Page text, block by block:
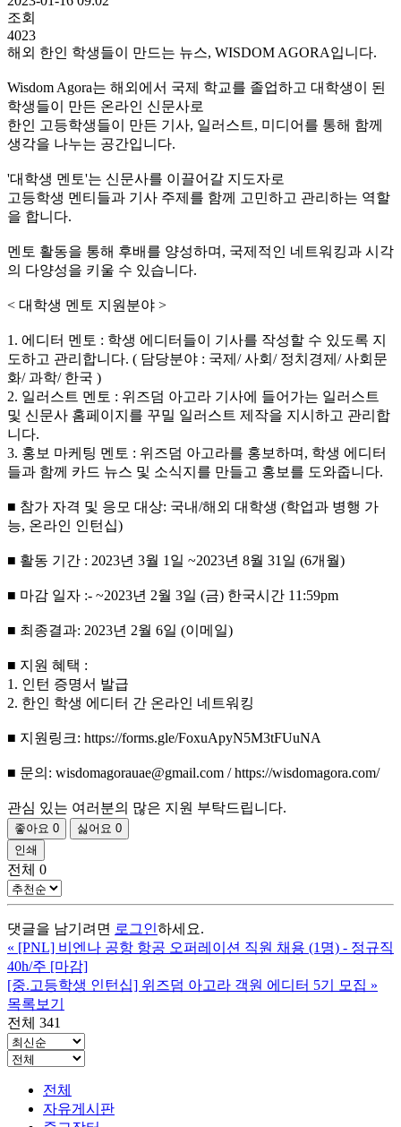
조회
4023
해외 한인 학생들이 만드는 뉴스, WISDOM AGORA입니다.
Wisdom Agora는 해외에서 국제 학교를 졸업하고 대학생이 된
학생들이 만든 온라인 신문사로
한인 고등학생들이 만든 기사, 일러스트, 미디어를 통해 함께
생각을 나누는 공간입니다.
'대학생 멘토'는 신문사를 이끌어갈 지도자로
고등학생 멘티들과 기사 주제를 함께 고민하고 관리하는 역할
을 합니다.
멘토 활동을 통해 후배를 양성하며, 국제적인 네트워킹과 시각
의 다양성을 키울 수 있습니다.
< 대학생 멘토 지원분야 >
1. 에디터 멘토 : 학생 에디터들이 기사를 작성할 수 있도록 지
도하고 관리합니다. ( 담당분야 : 국제/ 사회/ 정치경제/ 사회문
화/ 과학/ 한국 )
2. 일러스트 멘토 : 위즈덤 아고라 기사에 들어가는 일러스트
및 신문사 홈페이지를 꾸밀 일러스트 제작을 지시하고 관리합
니다.
3. 홍보 마케팅 멘토 : 위즈덤 아고라를 홍보하며, 학생 에디터
들과 함께 카드 뉴스 및 소식지를 만들고 홍보를 도와줍니다.
■ 참가 자격 및 응모 대상: 국내/해외 대학생 (학업과 병행 가
능, 온라인 인턴십)
■ 활동 기간 : 2023년 3월 1일 ~2023년 8월 31일 (6개월)
■ 마감 일자 :- ~2023년 2월 3일 (금) 한국시간 11:59pm
■ 최종결과: 2023년 2월 6일 (이메일)
■ 지원 혜택 :
1. 인턴 증명서 발급
2. 한인 학생 에디터 간 온라인 네트워킹
■ 지원링크: https://forms.gle/FoxuApyN5M3tFUuNA
■ 문의: wisdomagorauae@gmail.com / https://wisdomagora.com/
관심 있는 여러분의 많은 지원 부탁드립니다.
좋아요 0 싫어요 0
인쇄
전체 0
댓글을 남기려면 로그인하세요.
« [PNL] 비엔나 공항 항공 오퍼레이션 직원 채용 (1명) - 정규직
40h/주 [마감]
[중.고등학생 인턴십] 위즈덤 아고라 객원 에디터 5기 모집 »
목록보기
전체 341
전체
자유게시판